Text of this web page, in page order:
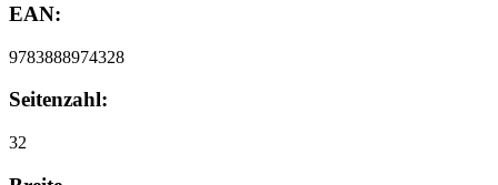
EAN:
9783888974328
Seitenzahl:
32